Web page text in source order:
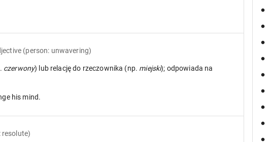
(person: unwavering)
czerwony) lub relację do rzeczownika (np. miejski); odpowiada na
his mind.
resolute)